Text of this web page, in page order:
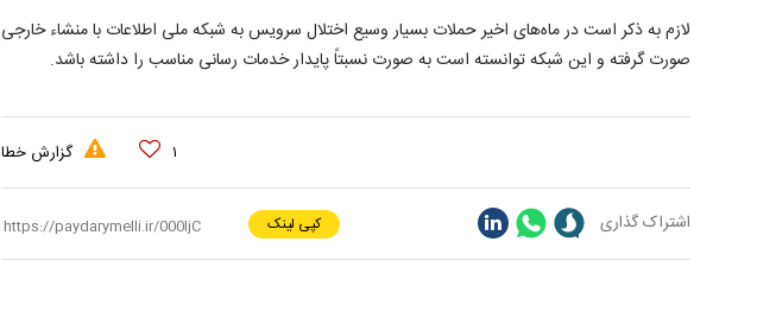
لازم به ذکر است در ماه‌های اخیر حملات بسیار وسیع اختلال سرویس به شبکه ملی اطلاعات با منشاء خارجی
صورت گرفته و این شبکه توانسته است به صورت نسبتاً پایدار خدمات رسانی مناسب را داشته باشد.
۱ گزارش خطا
اشتراک گذاری کپی لینک